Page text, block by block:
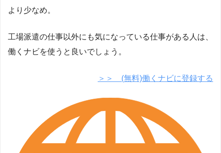
より少なめ。
工場派遣の仕事以外にも気になっている仕事がある人は、
働くナビを使うと良いでしょう。
＞＞ (無料)働くナビに登録する